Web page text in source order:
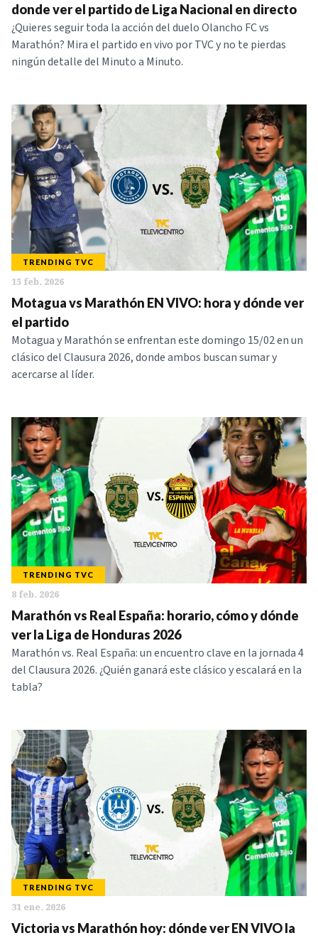
donde ver el partido de Liga Nacional en directo
¿Quieres seguir toda la acción del duelo Olancho FC vs
Marathón? Mira el partido en vivo por TVC y no te pierdas
ningún detalle del Minuto a Minuto.
TRENDING TVC
15 feb. 2026
Motagua vs Marathón EN VIVO: hora y dónde ver
el partido
Motagua y Marathón se enfrentan este domingo 15/02 en un
clásico del Clausura 2026, donde ambos buscan sumar y
acercarse al líder.
TRENDING TVC
8 feb. 2026
Marathón vs Real España: horario, cómo y dónde
ver la Liga de Honduras 2026
Marathón vs. Real España: un encuentro clave en la jornada 4
del Clausura 2026. ¿Quién ganará este clásico y escalará en la
tabla?
TRENDING TVC
31 ene. 2026
Victoria vs Marathón hoy: dónde ver EN VIVO la